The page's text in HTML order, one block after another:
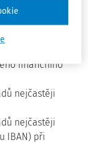
pro placení
finančního
nejčastěji
nejčastěji
IBAN) při